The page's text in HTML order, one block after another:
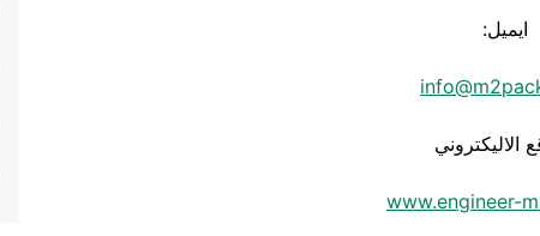
ايميل:
الاليكتروني
www.engineer-